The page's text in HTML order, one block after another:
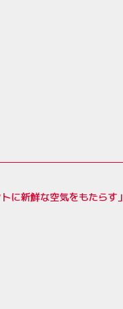
に新鮮な空気をもたらす」